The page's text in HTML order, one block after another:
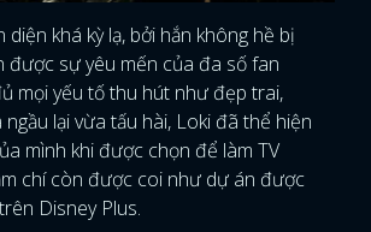
diện khá kỳ lạ, bởi hắn không hề bị
được sự yêu mến của đa số fan
mọi yếu tố thu hút như đẹp trai,
lại vừa tấu hài, Loki đã thể hiện
mình khi được chọn để làm TV
chí còn được coi như dự án được
Disney Plus.